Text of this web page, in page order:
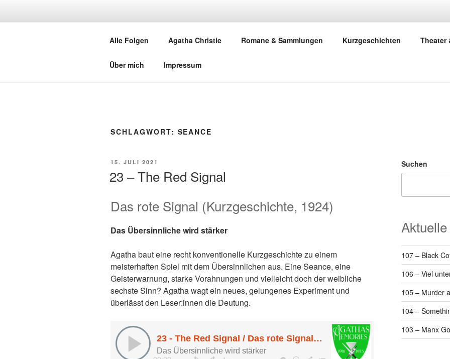
AGATHAS MEMORIES
Alle Folgen Agatha Christie Romane & Sammlungen Kurzgeschichten Theater
Über mich Impressum
SCHLAGWORT: SEANCE
VERÖFFENTLICHT
15. JULI 2021
23 – The Red Signal
Das rote Signal (Kurzgeschichte, 1924)
Das Übersinnliche wird stärker
Agatha baut eine recht konventionelle Kurzgeschichte zu einem
meisterhaften Spiel mit dem Übersinnlichen aus. Eine Seance, eine
Geisterwarnung, starke Vorahnungen und vielleicht doch der weibliche
sechste Sinn? Agatha wagt ein neues, gelungenes Experiment und
überlässt den Leser:innen die Deutung.
Suchen
107 – Black
106 – Viel
105 – Murder
104 –
103 – Manx